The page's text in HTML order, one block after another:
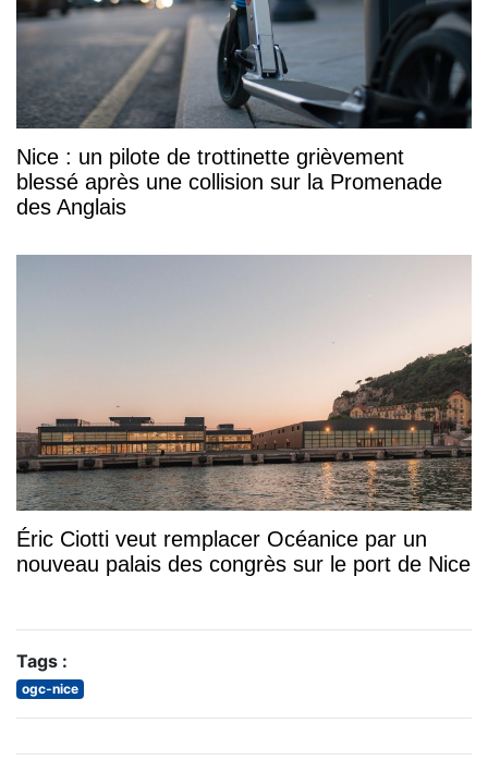
Nice : un pilote de trottinette grièvement
blessé après une collision sur la Promenade
des Anglais
Éric Ciotti veut remplacer Océanice par un
nouveau palais des congrès sur le port de Nice
Tags :
ogc-nice